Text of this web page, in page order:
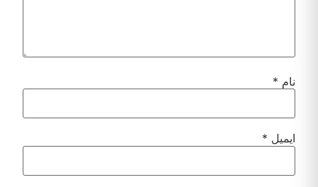
نام *
ایمیل *